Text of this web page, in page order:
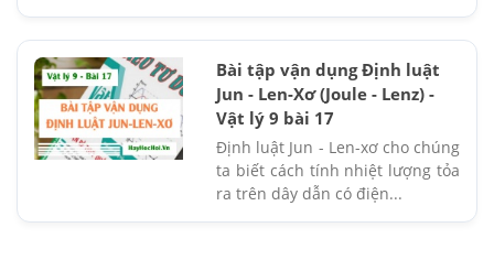
Bài tập vận dụng Định luật
Jun - Len-Xơ (Joule - Lenz) -
Vật lý 9 bài 17
Định luật Jun - Len-xơ cho chúng
ta biết cách tính nhiệt lượng tỏa
ra trên dây dẫn có điện...